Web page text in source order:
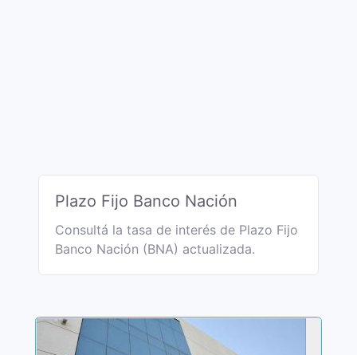
Plazo Fijo Banco Nación
Consultá la tasa de interés de Plazo Fijo
Banco Nación (BNA) actualizada.